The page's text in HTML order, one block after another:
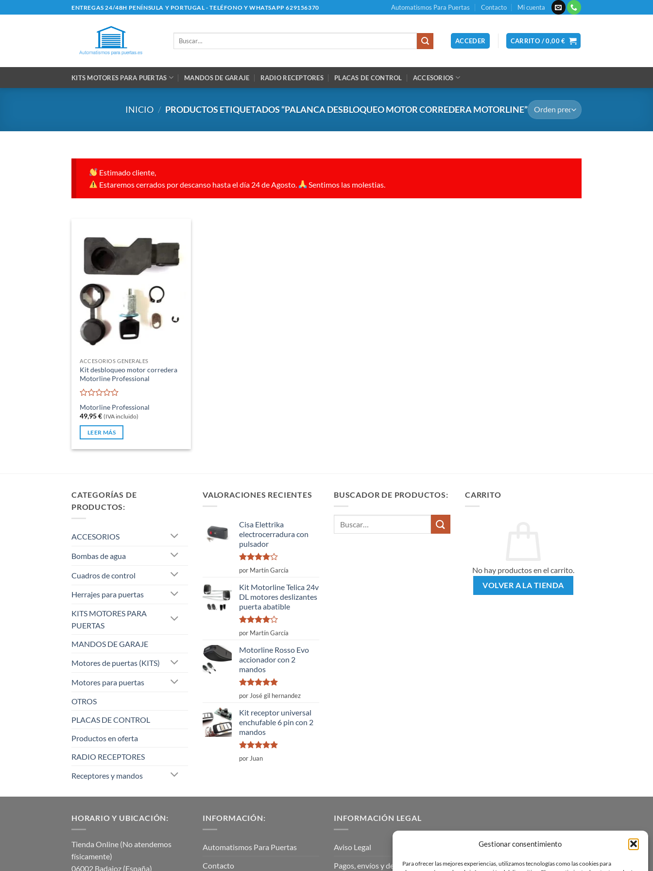
Gestionar consentimiento
Para ofrecer las mejores experiencias, utilizamos tecnologías como las cookies para
al
ENTREGAS 24/48H PENÍNSULA Y PORTUGAL - TELÉFONO Y WHATSAPP 629156370 Automatismos Para Puertas Contacto Mi cuenta
Buscar
ACCEDER CARRITO /0,00€
KITS MOTORES PARA PUERTAS MANDOS DE GARAJE RADIO RECEPTORES PLACAS DE CONTROL ACCESORIOS
INICIO / PRODUCTOS ETIQUETADOS “PALANCA DESBLOQUEO MOTOR CORREDERA MOTORLINE”
Estimado cliente,
Estaremos cerrados por descanso hasta el día 24 de Agosto.
Sentimos las molestias.
ACCESORIOS GENERALES
Kit desbloqueo motor corredera
Motorline Professional
Valorado
con
0
de
Motorline Professional
49,95€ (IVA incluido)
LEER MÁS
CATEGORÍAS DE
PRODUCTOS:
ACCESORIOS
Bombas de agua
Cuadros de control
Herrajes para puertas
KITS MOTORES PARA
PUERTAS
MANDOS DE GARAJE
Motores de puertas (KITS)
Motores para puertas
OTROS
PLACAS DE CONTROL
Productos en oferta
RADIO RECEPTORES
Receptores y mandos
VALORACIONES RECIENTES
Cisa Elettrika
electrocerradura con
pulsador
Valorado
con
5
por Martín García
Kit Motorline Telica 24v
DL motores deslizantes
puerta abatible
Valorado
con
5
por Martín García
Motorline Rosso Evo
accionador con 2
mandos
Valorado
con
de 5
por José gil hernandez
Kit receptor universal
enchufable 6 pin con 2
mandos
Valorado
con
por Juan
BUSCADOR DE PRODUCTOS: CARRITO
No hay productos en el carrito.
VOLVER A LA TIENDA
HORARIO Y UBICACIÓN:
Tienda Online (No atendemos
físicamente)
06002 Badajoz (España)
INFORMACIÓN:
Automatismos Para Puertas
Contacto
INFORMACIÓN LEGAL
Aviso Legal
Pagos, envíos y devoluciones